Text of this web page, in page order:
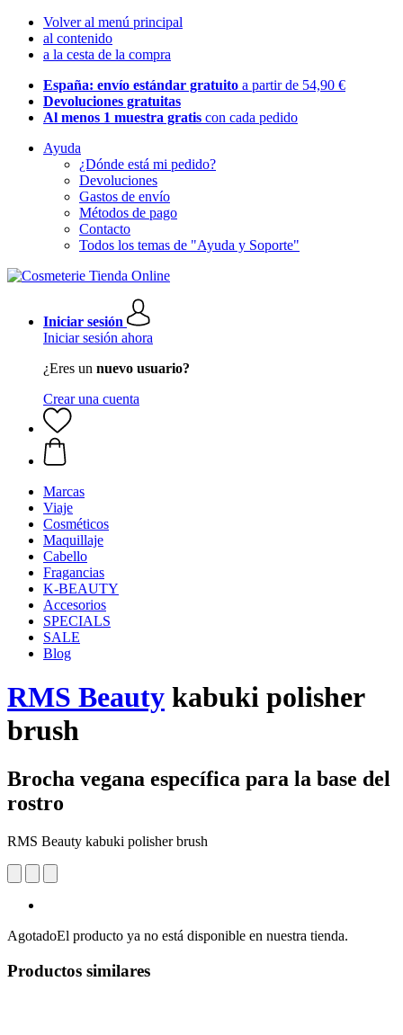
Volver al menú principal
al contenido
a la cesta de la compra
España: envío estándar gratuito a partir de 54,90 €
Devoluciones gratuitas
Al menos 1 muestra gratis con cada pedido
Ayuda
¿Dónde está mi pedido?
Devoluciones
Gastos de envío
Métodos de pago
Contacto
Todos los temas de "Ayuda y Soporte"
Iniciar sesión
Iniciar sesión ahora
¿Eres un nuevo usuario?
Crear una cuenta
Marcas
Viaje
Cosméticos
Maquillaje
Cabello
Fragancias
K-BEAUTY
Accesorios
SPECIALS
SALE
Blog
RMS Beauty kabuki polisher
brush
Brocha vegana específica para la base del
rostro
RMS Beauty kabuki polisher brush
AgotadoEl producto ya no está disponible en nuestra tienda.
Productos similares